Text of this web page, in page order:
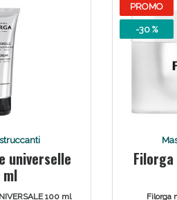
universelle
ml
100 ml
PROMO
-30 %
Filorga